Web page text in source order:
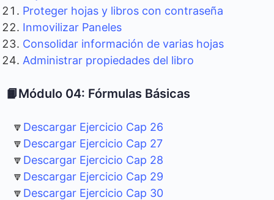
Proteger hojas y libros con contraseña
Inmovilizar Paneles
Consolidar información de varias hojas
Administrar propiedades del libro
📙Módulo 04: Fórmulas Básicas
🔽 Descargar Ejercicio Cap 26
🔽 Descargar Ejercicio Cap 27
🔽 Descargar Ejercicio Cap 28
🔽 Descargar Ejercicio Cap 29
🔽 Descargar Ejercicio Cap 30